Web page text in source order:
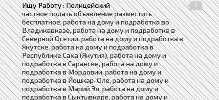
Ищу Работу : Полицейский
1
частное подать объявление разместить
бесплатное, работа на дому и подработка во
Владикавказе, работа на дому и подработка в
Северной Осетии, работа на дому и подработка в
Якутске, работа на дому и подработка в
Республике Саха (Якутия), работа на дому и
подработка в Саранске, работа на дому и
подработка в Мордовии, работа на дому и
подработка в Йошкар-Оле, работа на дому и
подработка в Марий Эл, работа на дому и
подработка в Сыктывкаре, работа на дому и